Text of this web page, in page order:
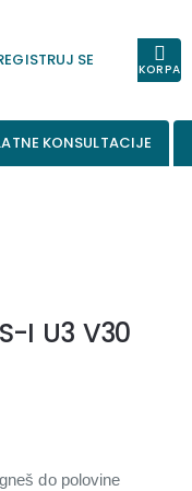
SE KORPA
KONSULTACIJE
I U3 V30
do polovine